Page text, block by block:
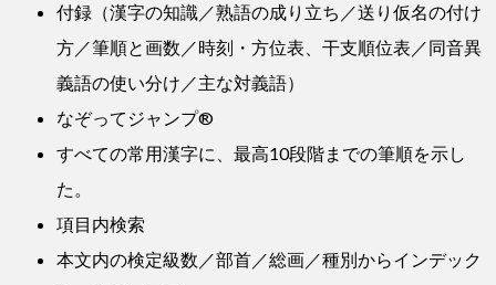
付録（漢字の知識／熟語の成り立ち／送り仮名の付け
方／筆順と画数／時刻・方位表、干支順位表／同音異
義語の使い分け／主な対義語）
なぞってジャンプ®
すべての常用漢字に、最高10段階までの筆順を示し
た。
項目内検索
本文内の検定級数／部首／総画／種別からインデック